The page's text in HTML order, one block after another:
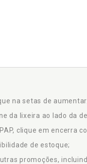
na setas de
da lixeira ao lado da
clique em encerra
de estoque;
promoções,